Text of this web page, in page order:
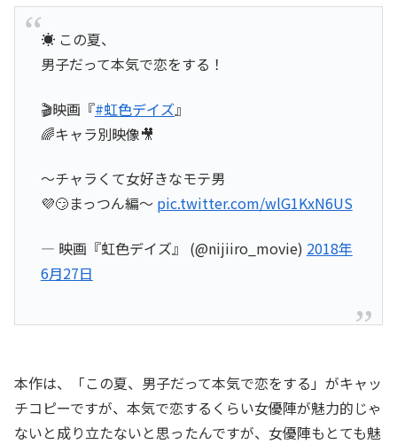
☀ この夏、
男子だって本気で恋をする！
🎬映画『#虹色デイズ』
🌈キャラ別映像🎥
～チャラくて女好きなモテ男
💜😏まっつん編～ pic.twitter.com/wlG1KxN6US
— 映画『虹色デイズ』 (@nijiiro_movie) 2018年
6月27日
本作は、「この夏、男子だって本気で恋をする」がキャッ
チコピーですが、本気で恋するくらい女優陣が魅力的じゃ
ないと成り立たないと思ったんですが、女優陣もとても魅